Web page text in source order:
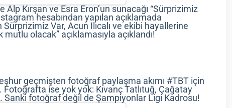
Kırşan ve Esra Eron’un sunacağı “Sürprizimiz
hesabından yapılan açıklamada
Var, Acun Ilıcalı ve ekibi hayallerine
olacak” açıklamasıyla açıklandı!
geçmişten fotoğraf paylaşma akımı #TBT için
ise yok yok: Kıvanç Tatlıtuğ, Çağatay
Sanki fotoğraf değil de Şampiyonlar Ligi Kadrosu!